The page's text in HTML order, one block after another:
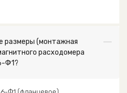
размеры (монтажная
расходомера
Ф1?
Ф1 (фланцевое)